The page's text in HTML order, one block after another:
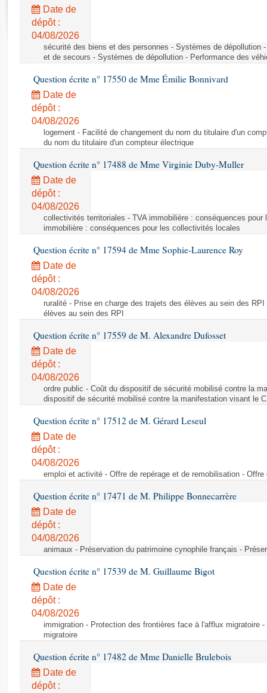
Rapports législatifs
Rapports sur l'application des lois
Baromètre de l’application des lois
Dossiers législatifs
Budget et sécurité sociale
Questions écrites et orales
Comptes rendus des débats
Date de
dépôt :
04/08/2026
sécurité des biens et des personnes - Systèmes de dépollution
et de secours - Systèmes de dépollution - Performance des
Question écrite n° 17550 de Mme Émilie Bonnivard
Date de
dépôt :
04/08/2026
logement - Facilité de changement du nom du titulaire d'un
du nom du titulaire d'un compteur électrique
Question écrite n° 17488 de Mme Virginie Duby-Muller
Date de
dépôt :
04/08/2026
collectivités territoriales - TVA immobilière : conséquences
immobilière : conséquences pour les collectivités locales
Question écrite n° 17594 de Mme Sophie-Laurence Roy
Date de
dépôt :
04/08/2026
ruralité - Prise en charge des trajets des élèves au sein des
élèves au sein des RPI
Question écrite n° 17559 de M. Alexandre Dufosset
Date de
dépôt :
04/08/2026
ordre public - Coût du dispositif de sécurité mobilisé contre la
dispositif de sécurité mobilisé contre la manifestation visant le
Question écrite n° 17512 de M. Gérard Leseul
Date de
dépôt :
04/08/2026
emploi et activité - Offre de repérage et de remobilisation -
Question écrite n° 17471 de M. Philippe Bonnecarrère
Date de
dépôt :
04/08/2026
animaux - Préservation du patrimoine cynophile français -
Question écrite n° 17539 de M. Guillaume Bigot
Date de
dépôt :
04/08/2026
immigration - Protection des frontières face à l'afflux migratoire
migratoire
Question écrite n° 17482 de Mme Danielle Brulebois
Date de
dépôt :